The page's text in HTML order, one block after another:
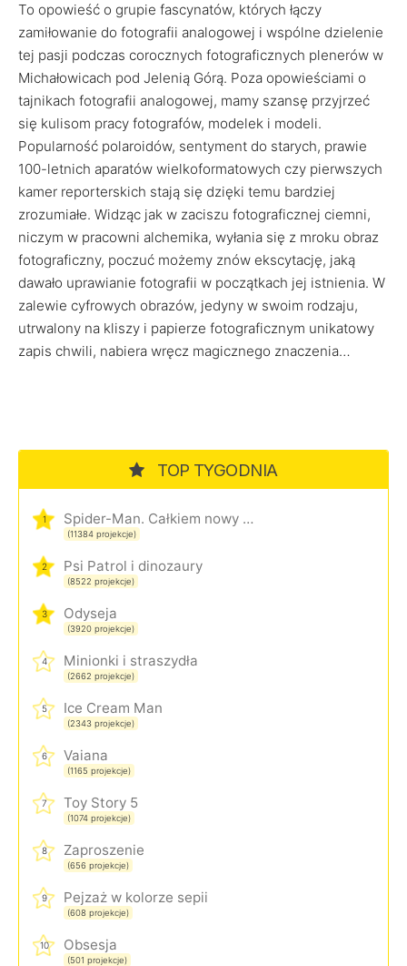
To opowieść o grupie fascynatów, których łączy
zamiłowanie do fotografii analogowej i wspólne dzielenie
tej pasji podczas corocznych fotograficznych plenerów w
Michałowicach pod Jelenią Górą. Poza opowieściami o
tajnikach fotografii analogowej, mamy szansę przyjrzeć
się kulisom pracy fotografów, modelek i modeli.
Popularność polaroidów, sentyment do starych, prawie
100-letnich aparatów wielkoformatowych czy pierwszych
kamer reporterskich stają się dzięki temu bardziej
zrozumiałe. Widząc jak w zaciszu fotograficznej ciemni,
niczym w pracowni alchemika, wyłania się z mroku obraz
fotograficzny, poczuć możemy znów ekscytację, jaką
dawało uprawianie fotografii w początkach jej istnienia. W
zalewie cyfrowych obrazów, jedyny w swoim rodzaju,
utrwalony na kliszy i papierze fotograficznym unikatowy
zapis chwili, nabiera wręcz magicznego znaczenia…
TOP TYGODNIA
1 Spider-Man. Całkiem nowy dzień
(11384 projekcje)
2 Psi Patrol i dinozaury
(8522 projekcje)
3 Odyseja
(3920 projekcje)
4 Minionki i straszydła
(2662 projekcje)
5 Ice Cream Man
(2343 projekcje)
6 Vaiana
(1165 projekcje)
7 Toy Story 5
(1074 projekcje)
8 Zaproszenie
(656 projekcje)
9 Pejzaż w kolorze sepii
(608 projekcje)
10 Obsesja
(501 projekcje)